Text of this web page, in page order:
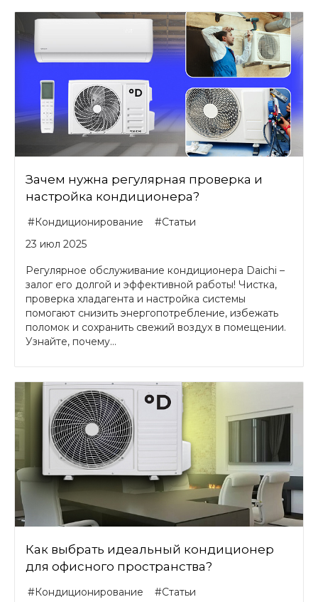
Зачем нужна регулярная проверка и
настройка кондиционера?
#Кондиционирование
#Статьи
23 июл 2025
Регулярное обслуживание кондиционера Daichi –
залог его долгой и эффективной работы! Чистка,
проверка хладагента и настройка системы
помогают снизить энергопотребление, избежать
поломок и сохранить свежий воздух в помещении.
Узнайте, почему...
Как выбрать идеальный кондиционер
для офисного пространства?
#Кондиционирование
#Статьи